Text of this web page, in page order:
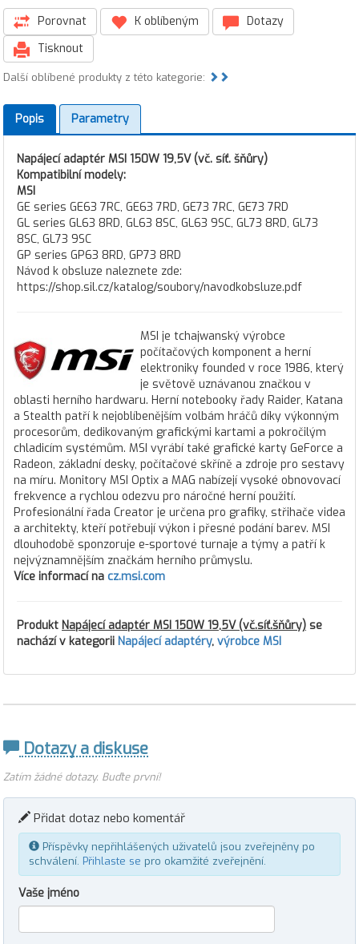
Porovnat K oblíbeným
Dotazy
Tisknout
Další oblíbené produkty z této kategorie:
Popis Parametry
Napájecí adaptér MSI 150W 19,5V (vč. síť. šňůry)
Kompatibilní modely:
MSI
GE series GE63 7RC, GE63 7RD, GE73 7RC, GE73 7RD
GL series GL63 8RD, GL63 8SC, GL63 9SC, GL73 8RD, GL73
8SC, GL73 9SC
GP series GP63 8RD, GP73 8RD
Návod k obsluze naleznete zde:
https://shop.sil.cz/katalog/soubory/navodkobsluze.pdf
MSI je tchajwanský výrobce
počítačových komponent a herní
elektroniky founded v roce 1986, který
je světově uznávanou značkou v
oblasti herního hardwaru. Herní notebooky řady Raider, Katana
a Stealth patří k nejoblíbenějším volbám hráčů díky výkonným
procesorům, dedikovaným grafickými kartami a pokročilým
chladicím systémům. MSI vyrábí také grafické karty GeForce a
Radeon, základní desky, počítačové skříně a zdroje pro sestavy
na míru. Monitory MSI Optix a MAG nabízejí vysoké obnovovací
frekvence a rychlou odezvu pro náročné herní použití.
Profesionální řada Creator je určena pro grafiky, střihače videa
a architekty, kteří potřebují výkon i přesné podání barev. MSI
dlouhodobě sponzoruje e-sportové turnaje a týmy a patří k
nejvýznamnějším značkám herního průmyslu.
Více informací na cz.msi.com
Produkt Napájecí adaptér MSI 150W 19,5V (vč.síť.šňůry) se
nachází v kategorii Napájecí adaptéry, výrobce MSI
Dotazy a diskuse
Zatím žádné dotazy. Buďte první!
Přidat dotaz nebo komentář
Příspěvky nepřihlášených uživatelů jsou zveřejněny po
schválení. Přihlaste se pro okamžité zveřejnění.
Vaše jméno